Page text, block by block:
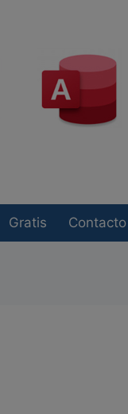
Gratis Contacto